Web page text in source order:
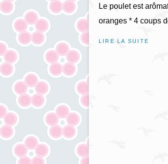
Le poulet est
oranges * 4 coups
LIRE LA SUITE